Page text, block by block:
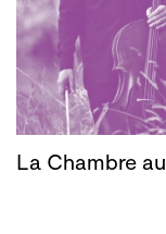
La Chambre